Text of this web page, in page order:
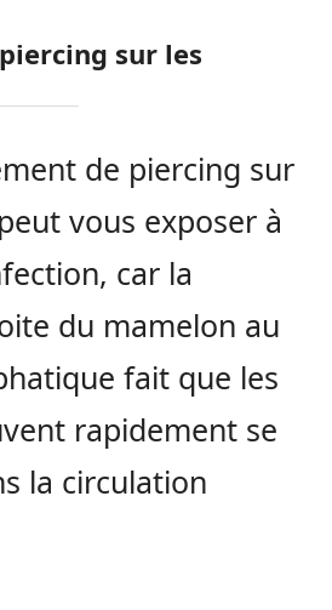
sur les
de piercing sur
vous exposer à
car la
du mamelon au
fait que les
rapidement se
la circulation